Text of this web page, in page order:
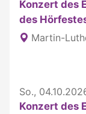
Konzert des
des
Martin-
So.,
Konzert des